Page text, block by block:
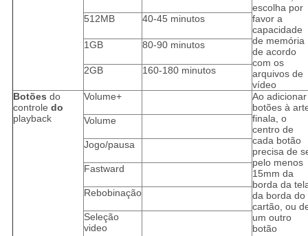
escolha por
favor a
capacidade
de memória
de acordo
com os
arquivos de
vídeo
512MB 40-45 minutos
1GB 80-90 minutos
2GB 160-180 minutos
Botões do
controle do
playback
Volume+
Ao adicionar
botões à
finala, o
centro de
cada botão
precisa de
pelo menos
15mm da
borda da
da borda do
cartão, ou
um outro
botão
Volume
Jogo/pausa
Fastward
Rebobinação
Seleção
video